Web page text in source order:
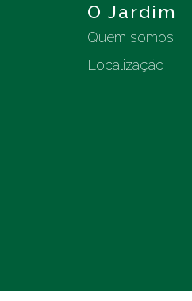
O Jardim
Quem somos
Localização